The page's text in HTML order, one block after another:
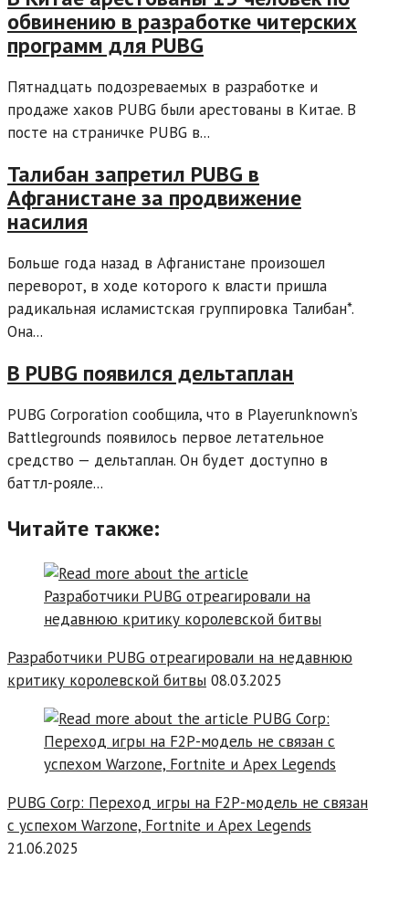
обвинению в разработке читерских
программ для PUBG
Пятнадцать подозреваемых в разработке и
продаже хаков PUBG были арестованы в Китае. В
посте на страничке PUBG в...
Талибан запретил PUBG в
Афганистане за продвижение
насилия
Больше года назад в Афганистане произошел
переворот, в ходе которого к власти пришла
радикальная исламистская группировка Талибан*.
Она...
В PUBG появился дельтаплан
PUBG Corporation сообщила, что в Playerunknown’s
Battlegrounds появилось первое летательное
средство — дельтаплан. Он будет доступно в
баттл-рояле...
Читайте также:
Разработчики PUBG отреагировали на недавнюю
критику королевской битвы 08.03.2025
PUBG Corp: Переход игры на F2P-модель не связан
с успехом Warzone, Fortnite и Apex Legends
21.06.2025